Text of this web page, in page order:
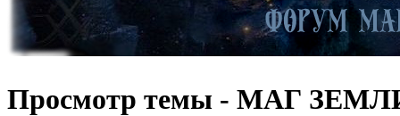
Просмотр темы - МАГ